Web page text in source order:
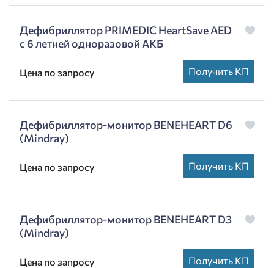
Дефибриллятор PRIMEDIC HeartSave AED
с 6 летней одноразовой АКБ
Цена по запросу Получить КП
Дефибриллятор-монитор BENEHEART D6
(Mindray)
Цена по запросу Получить КП
Дефибриллятор-монитор BENEHEART D3
(Mindray)
Цена по запросу Получить КП